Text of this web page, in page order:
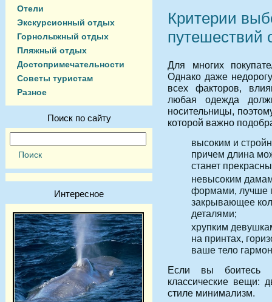
Отели
Экскурсионный отдых
Горнолыжный отдых
Пляжный отдых
Достопримечательности
Советы туристам
Разное
Поиск по сайту
Интересное
Критерии
путешествий
Для многих
Однако даже
всех факторов,
любая одежда
носительницы,
которой важно
высоким и
причем длина
станет
невысоким
формами, лучше
закрывающее
деталями;
хрупким
на принтах,
ваше тело
Если вы боитесь
классические вещи:
стиле минимализм.